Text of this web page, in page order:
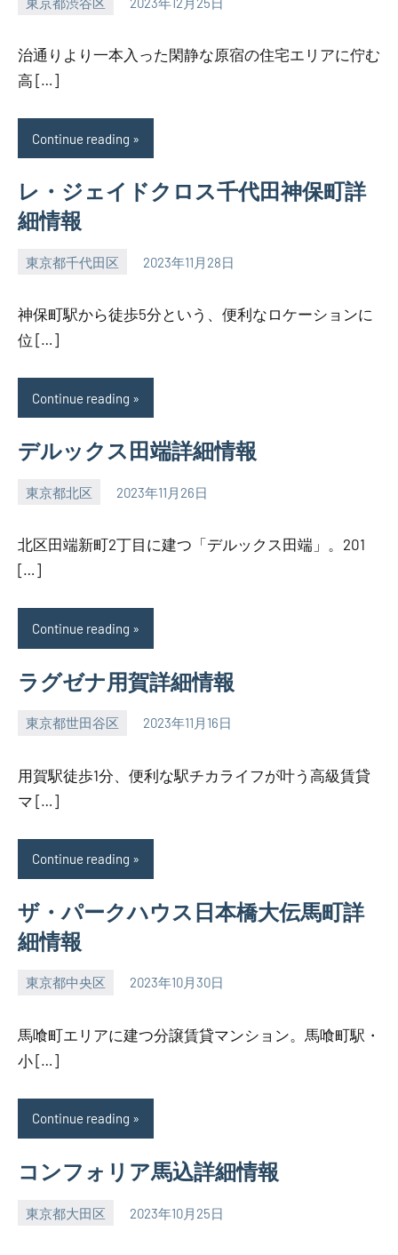
SEZIMO
治通りより一本入った閑静な原宿の住宅エリアに佇む
高 […]
Continue reading
レ・ジェイドクロス千代田神保町詳
細情報
東京都千代田区 2023年11月28日
SEZIMO
神保町駅から徒歩5分という、便利なロケーションに
位 […]
Continue reading
デルックス田端詳細情報
東京都北区 2023年11月26日
SEZIMO
北区田端新町2丁目に建つ「デルックス田端」。201
[…]
Continue reading
ラグゼナ用賀詳細情報
東京都世田谷区 2023年11月16日
SEZIMO
用賀駅徒歩1分、便利な駅チカライフが叶う高級賃貸
マ […]
Continue reading
ザ・パークハウス日本橋大伝馬町詳
細情報
東京都中央区 2023年10月30日
SEZIMO
馬喰町エリアに建つ分譲賃貸マンション。馬喰町駅・
小 […]
Continue reading
コンフォリア馬込詳細情報
東京都大田区 2023年10月25日
SEZIMO